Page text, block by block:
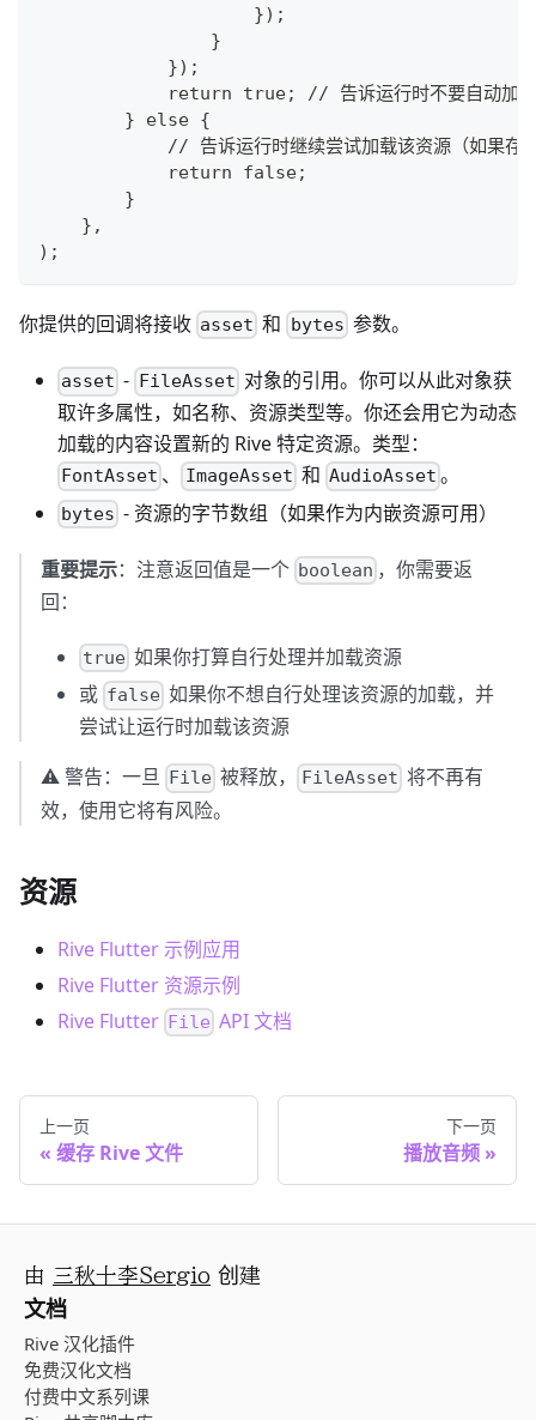
                    });
                }
            });
return true; // 告诉运行时不要自动加
        } else {
// 告诉运行时继续尝试加载该资源（如果存
            return false;
        }
    },
);
你提供的回调将接收 asset 和 bytes 参数。
asset - FileAsset 对象的引用。你可以从此对象获
取许多属性，如名称、资源类型等。你还会用它为动态
加载的内容设置新的 Rive 特定资源。类型：
FontAsset 、 ImageAsset 和 AudioAsset 。
bytes - 资源的字节数组（如果作为内嵌资源可用）
重要提示：注意返回值是一个 boolean ，你需要返
回：
true 如果你打算自行处理并加载资源
或 false 如果你不想自行处理该资源的加载，并
尝试让运行时加载该资源
⚠️ 警告：一旦 File 被释放， FileAsset 将不再有
效，使用它将有风险。
资源
Rive Flutter 示例应用
Rive Flutter 资源示例
Rive Flutter File API 文档
上一页
缓存 Rive 文件
下一页
播放音频
由 三秋十李Sergio 创建
文档
Rive 汉化插件
免费汉化文档
付费中文系列课